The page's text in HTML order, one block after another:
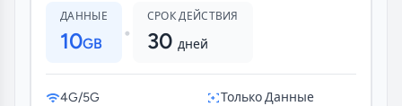
ДАННЫЕ
10GB •
СРОК ДЕЙСТВИЯ
30 дней
4G/5G
Только Данные